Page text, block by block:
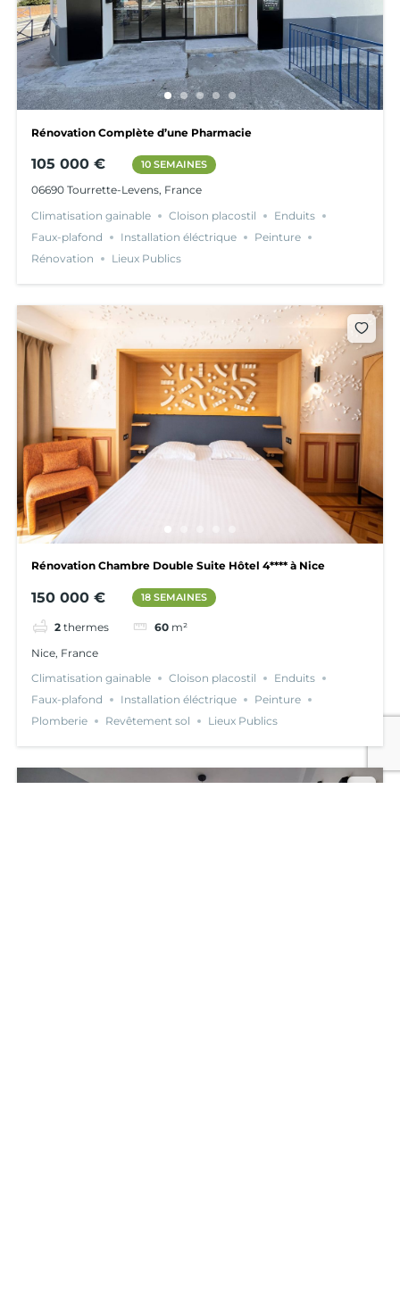
Rénovation Complète d’une Pharmacie
105 000 € 10 SEMAINES
06690 Tourrette-Levens, France
Climatisation gainable
Cloison placostil
Enduits
Faux-plafond
Installation éléctrique
Peinture
Rénovation
Lieux Publics
Rénovation Chambre Double Suite Hôtel 4**** à Nice
150 000 € 18 SEMAINES
2 thermes 60 m²
Nice, France
Climatisation gainable
Cloison placostil
Enduits
Faux-plafond
Installation éléctrique
Peinture
Plomberie
Revêtement sol Lieux Publics